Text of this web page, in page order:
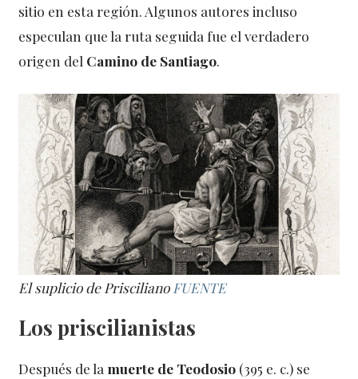
sitio en esta región. Algunos autores incluso
especulan que la ruta seguida fue el verdadero
origen del Camino de Santiago.
El suplicio de Prisciliano FUENTE
Los priscilianistas
Después de la muerte de Teodosio (395 e. c.) se